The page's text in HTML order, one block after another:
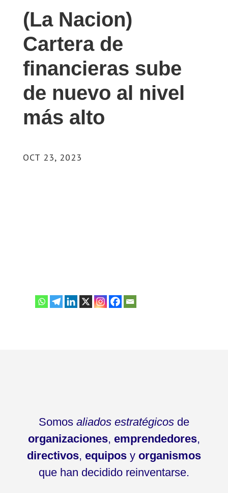
(La Nacion)
Cartera de
financieras sube
de nuevo al nivel
más alto
OCT 23, 2023
Somos aliados estratégicosde
organizaciones, emprendedores,
directivos, equiposy organismos
que han decidido reinventarse.